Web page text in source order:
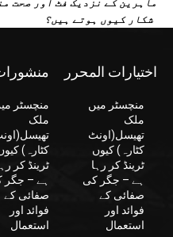
شکار کیوں ہوتے ہیں؟
اختيارات المحرر
منچسٹر میں
ملک
تھیسل(اونٹ
کٹارہ) کیوں
ٹرینڈ کر رہا
ہے – جگر کی
صفائی کے
فوائد اور
استعمال
منچسٹر
ملک
کٹارہ)
ٹرینڈ کر
ہے – جگر
صفائی کے
فوائد اور
استعمال